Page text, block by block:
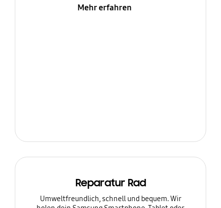
Mehr erfahren
Reparatur Rad
Umweltfreundlich, schnell und bequem. Wir